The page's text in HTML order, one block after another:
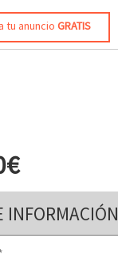
tu anuncio GRATIS
INFORMACIÓN